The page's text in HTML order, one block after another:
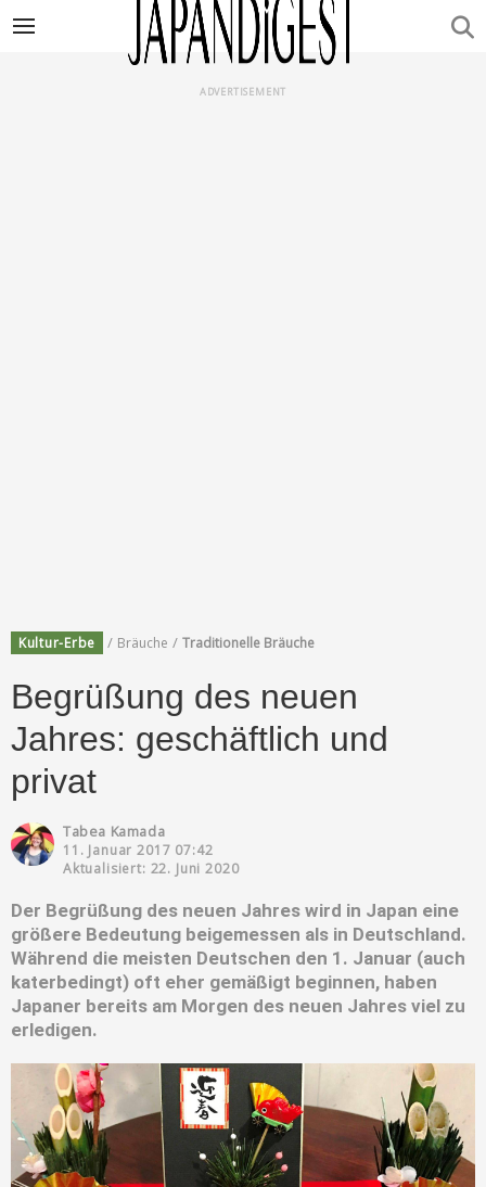
ADVERTISEMENT
Kultur-Erbe / Bräuche / Traditionelle Bräuche
Begrüßung des neuen
Jahres: geschäftlich und
privat
Tabea Kamada
11. Januar 2017 07:42
Aktualisiert: 22. Juni 2020
Der Begrüßung des neuen Jahres wird in Japan eine
größere Bedeutung beigemessen als in Deutschland.
Während die meisten Deutschen den 1. Januar (auch
katerbedingt) oft eher gemäßigt beginnen, haben
Japaner bereits am Morgen des neuen Jahres viel zu
erledigen.